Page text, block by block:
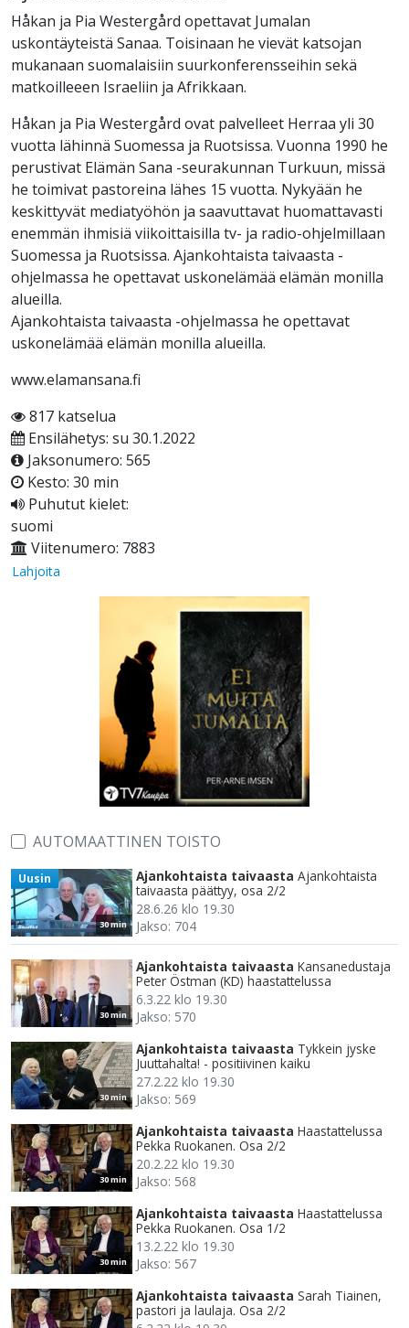
Håkan ja Pia Westergård opettavat Jumalan
uskontäyteistä Sanaa. Toisinaan he vievät katsojan
mukanaan suomalaisiin suurkonferensseihin sekä
matkoilleeen Israeliin ja Afrikkaan.
Håkan ja Pia Westergård ovat palvelleet Herraa yli 30
vuotta lähinnä Suomessa ja Ruotsissa. Vuonna 1990 he
perustivat Elämän Sana -seurakunnan Turkuun, missä
he toimivat pastoreina lähes 15 vuotta. Nykyään he
keskittyvät mediatyöhön ja saavuttavat huomattavasti
enemmän ihmisiä viikoittaisilla tv- ja radio-ohjelmillaan
Suomessa ja Ruotsissa. Ajankohtaista taivaasta -
ohjelmassa he opettavat uskonelämää elämän monilla
alueilla.
Ajankohtaista taivaasta -ohjelmassa he opettavat
uskonelämää elämän monilla alueilla.
www.elamansana.fi
817 katselua
Ensilähetys: su 30.1.2022
Jaksonumero: 565
Kesto: 30 min
Puhutut kielet:
suomi
Viitenumero: 7883
Lahjoita
AUTOMAATTINEN TOISTO
30 min
Uusin Ajankohtaista taivaasta Ajankohtaista
taivaasta päättyy, osa 2/2
28.6.26 klo 19.30
Jakso: 704
30 min
Ajankohtaista taivaasta Kansanedustaja
Peter Östman (KD) haastattelussa
6.3.22 klo 19.30
Jakso: 570
30 min
Ajankohtaista taivaasta Tykkein jyske
Juuttahalta! - positiivinen kaiku
27.2.22 klo 19.30
Jakso: 569
30 min
Ajankohtaista taivaasta Haastattelussa
Pekka Ruokanen. Osa 2/2
20.2.22 klo 19.30
Jakso: 568
30 min
Ajankohtaista taivaasta Haastattelussa
Pekka Ruokanen. Osa 1/2
13.2.22 klo 19.30
Jakso: 567
Ajankohtaista taivaasta Sarah Tiainen,
pastori ja laulaja. Osa 2/2